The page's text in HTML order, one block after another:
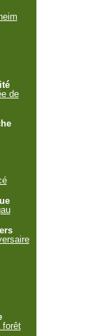
de
forêt